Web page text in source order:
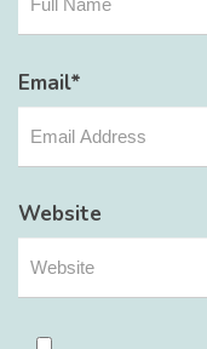
Email*
Website